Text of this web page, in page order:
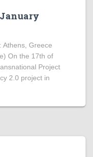
Athens, Greece
On the 17th of
Project
2.0 project in